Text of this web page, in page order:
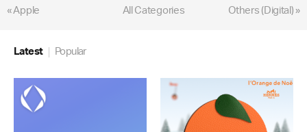
« Apple Others (Digital) »
All Categories
Latest Popular